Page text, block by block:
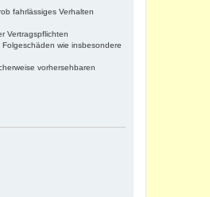
fahrlässiges Verhalten
Vertragspflichten
wie insbesondere
vorhersehbaren